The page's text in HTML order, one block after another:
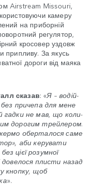
Airstream Missouri,
камеру
на приборній
регулятор,
кросовер уздовж
припливу. За якусь
дороги від маяка
сказав: «Я – водій-
причепа для мене
гадки не мав, що коли-
дорогим трейлером.
оберталося саме
аби керувати
цієї розумної
довелося плисти назад
кнопку, щоб
».